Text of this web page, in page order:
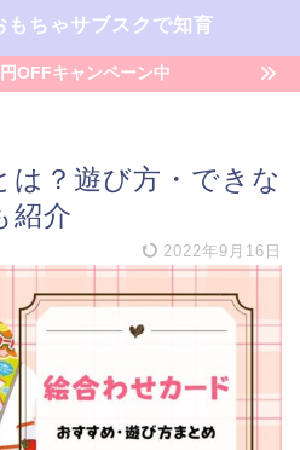
もちゃサブスクで知育
OFFキャンペーン中
は？遊び方・できな
紹介
2022年9月16日